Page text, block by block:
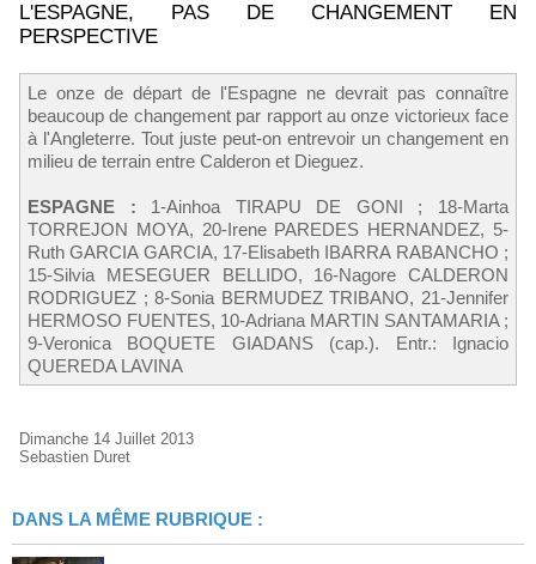
L'ESPAGNE, PAS DE CHANGEMENT EN
PERSPECTIVE
Le onze de départ de l'Espagne ne devrait pas connaître
beaucoup de changement par rapport au onze victorieux face
à l'Angleterre. Tout juste peut-on entrevoir un changement en
milieu de terrain entre Calderon et Dieguez.
ESPAGNE : 1-Ainhoa TIRAPU DE GONI ; 18-Marta
TORREJON MOYA, 20-Irene PAREDES HERNANDEZ, 5-
Ruth GARCIA GARCIA, 17-Elisabeth IBARRA RABANCHO ;
15-Silvia MESEGUER BELLIDO, 16-Nagore CALDERON
RODRIGUEZ ; 8-Sonia BERMUDEZ TRIBANO, 21-Jennifer
HERMOSO FUENTES, 10-Adriana MARTIN SANTAMARIA ;
9-Veronica BOQUETE GIADANS (cap.). Entr.: Ignacio
QUEREDA LAVINA
Dimanche 14 Juillet 2013
Sebastien Duret
DANS LA MÊME RUBRIQUE :